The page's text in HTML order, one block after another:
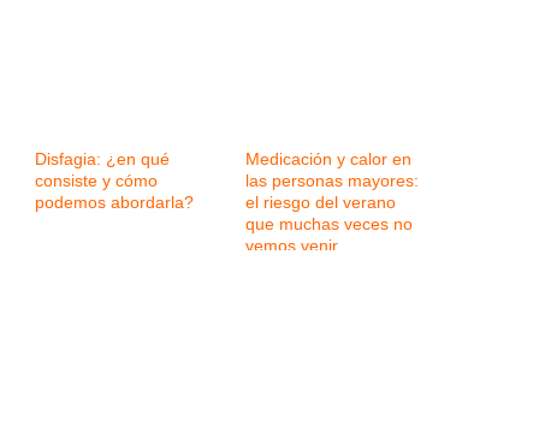
Disfagia: ¿en qué
consiste y cómo
podemos abordarla?
Medicación y calor en
las personas mayores:
el riesgo del verano
que muchas veces no
vemos venir